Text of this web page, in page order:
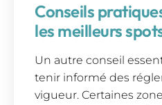
Conseils
les meilleurs
Un autre conseil
tenir informé des
vigueur. Certaines